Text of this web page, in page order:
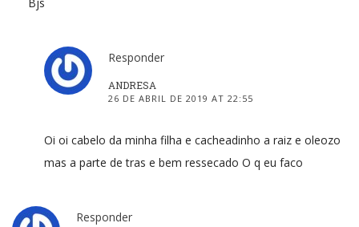
Responder
ANDRESA
26 DE ABRIL DE 2019 AT 22:55
Oi oi cabelo da minha filha e cacheadinho a raiz e oleozo
mas a parte de tras e bem ressecado O q eu faco
Responder